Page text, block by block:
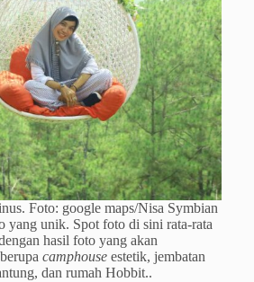
Foto: google maps/Nisa Symbian
yang unik. Spot foto di sini rata-rata
hasil foto yang akan
camphouse estetik, jembatan
dan rumah Hobbit..